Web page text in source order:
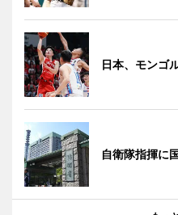
日本、モンゴ
自衛隊指揮に